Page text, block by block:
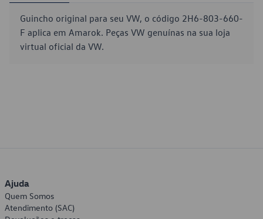
Guincho original para seu VW, o código 2H6-803-660-
F aplica em Amarok. Peças VW genuínas na sua loja
virtual oficial da VW.
Ajuda
Quem Somos
Atendimento (SAC)